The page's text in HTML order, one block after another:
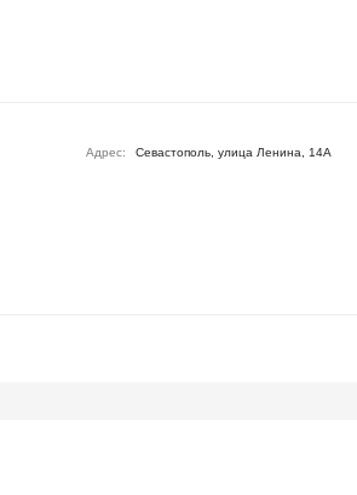
Адрес:
Севастополь, улица Ленина, 14А